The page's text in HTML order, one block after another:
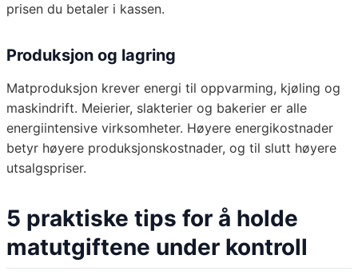
prisen du betaler i kassen.
Produksjon og lagring
Matproduksjon krever energi til oppvarming, kjøling og
maskindrift. Meierier, slakterier og bakerier er alle
energiintensive virksomheter. Høyere energikostnader
betyr høyere produksjonskostnader, og til slutt høyere
utsalgspriser.
5 praktiske tips for å holde
matutgiftene under kontroll